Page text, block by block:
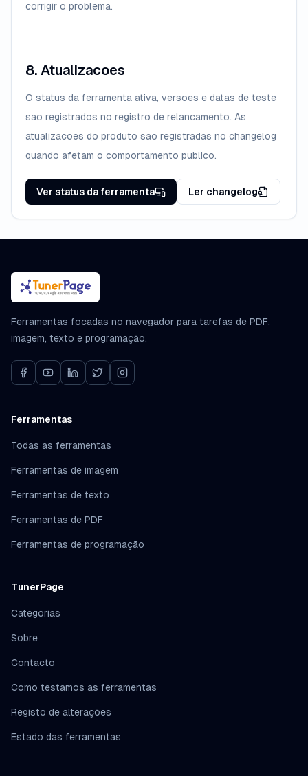
corrigir o problema.
8. Atualizacoes
O status da ferramenta ativa, versoes e datas de teste
sao registrados no registro de relancamento. As
atualizacoes do produto sao registradas no changelog
quando afetam o comportamento publico.
Ver status da ferramenta Ler changelog
Ferramentas focadas no navegador para tarefas de PDF,
imagem, texto e programação.
Ferramentas
Todas as ferramentas
Ferramentas de imagem
Ferramentas de texto
Ferramentas de PDF
Ferramentas de programação
TunerPage
Categorias
Sobre
Contacto
Como testamos as ferramentas
Registo de alterações
Estado das ferramentas